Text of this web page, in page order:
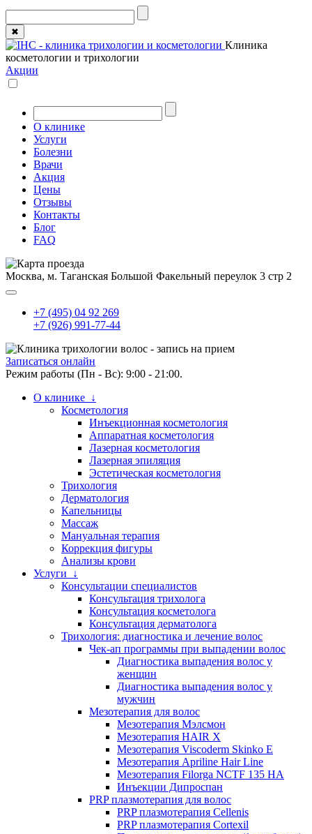
✖
Клиника
косметологии и трихологии
Акции
О клинике
Услуги
Болезни
Врачи
Акция
Цены
Отзывы
Контакты
Блог
FAQ
Москва, м. Таганская Большой Факельный переулок 3 стр 2
+7 (495) 04 92 269
+7 (926) 991-77-44
Записаться онлайн
Режим работы (Пн - Вс): 9:00 - 21:00.
О клинике ↓
Косметология
Инъекционная косметология
Аппаратная косметология
Лазерная косметология
Лазерная эпиляция
Эстетическая косметология
Трихология
Дерматология
Капельницы
Массаж
Мануальная терапия
Коррекция фигуры
Анализы крови
Услуги ↓
Консультации специалистов
Консультация трихолога
Консультация косметолога
Консультация дерматолога
Трихология: диагностика и лечение волос
Чек-ап программы при выпадении волос
Диагностика выпадения волос у
женщин
Диагностика выпадения волос у
мужчин
Мезотерапия для волос
Мезотерапия Мэлсмон
Мезотерапия HAIR X
Мезотерапия Viscoderm Skinko E
Мезотерапия Apriline Hair Line
Мезотерапия Filorga NCTF 135 HA
Инъекции Дипроспан
PRP плазмотерапия для волос
PRP плазмотерапия Cellenis
PRP плазмотерапия Cortexil